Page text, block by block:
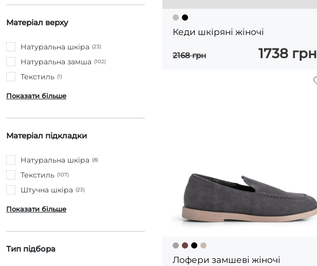
Матеріал верху
Натуральна шкіра (23)
Натуральна замша (102)
Текстиль (1)
Показати більше
Матеріал підкладки
Натуральна шкіра (8)
Текстиль (107)
Штучна шкіра (23)
Показати більше
Тип підбора
Кеди шкіряні жіночі
1738 грн
2168 грн
Лофери замшеві жіночі